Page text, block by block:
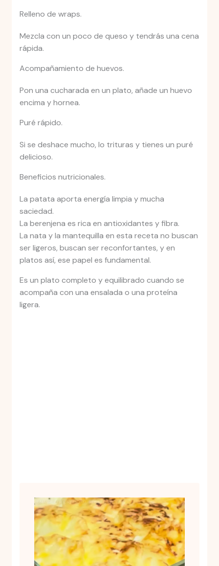
Relleno de wraps.
Mezcla con un poco de queso y tendrás una cena
rápida.
Acompañamiento de huevos.
Pon una cucharada en un plato, añade un huevo
encima y hornea.
Puré rápido.
Si se deshace mucho, lo trituras y tienes un puré
delicioso.
Beneficios nutricionales.
La patata aporta energía limpia y mucha
saciedad.
La berenjena es rica en antioxidantes y fibra.
La nata y la mantequilla en esta receta no buscan
ser ligeros, buscan ser reconfortantes, y en
platos así, ese papel es fundamental.
Es un plato completo y equilibrado cuando se
acompaña con una ensalada o una proteína
ligera.